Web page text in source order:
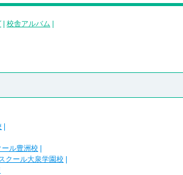
校舎アルバム
ル豊洲校
クール大泉学園校